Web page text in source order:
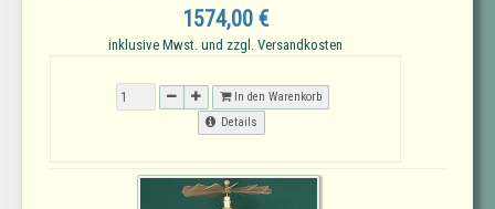
1574,00 €
inklusive Mwst. und zzgl. Versandkosten
In den Warenkorb
Details